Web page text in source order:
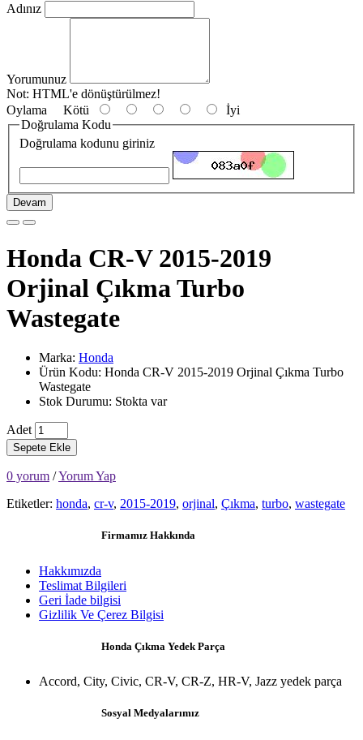
Adınız
Yorumunuz
Not: HTML'e dönüştürülmez!
Oylama Kötü
İyi
Doğrulama Kodu
Doğrulama kodunu giriniz
Devam
Honda CR-V 2015-2019
Orjinal Çıkma Turbo
Wastegate
Marka: Honda
Ürün Kodu: Honda CR-V 2015-2019 Orjinal Çıkma Turbo
Wastegate
Stok Durumu: Stokta var
Adet
Sepete Ekle
0 yorum /Yorum Yap
Etiketler: honda, cr-v, 2015-2019, orjinal, Çıkma, turbo, wastegate
Firmamız Hakkında
Hakkımızda
Teslimat Bilgileri
Geri İade bilgisi
Gizlilik Ve Çerez Bilgisi
Honda Çıkma Yedek Parça
Accord, City, Civic, CR-V, CR-Z, HR-V, Jazz yedek parça
Sosyal Medyalarımız